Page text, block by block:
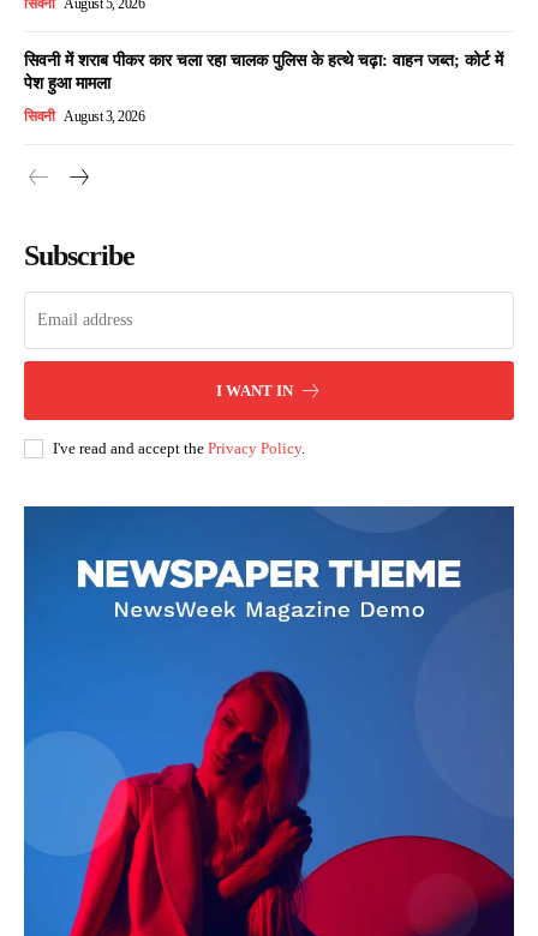
सिवनी August 5, 2026
सिवनी में शराब पीकर कार चला रहा चालक पुलिस के हत्थे चढ़ा: वाहन जब्त; कोर्ट में
पेश हुआ मामला
सिवनी August 3, 2026
Subscribe
I WANT IN
I've read and accept the Privacy Policy.